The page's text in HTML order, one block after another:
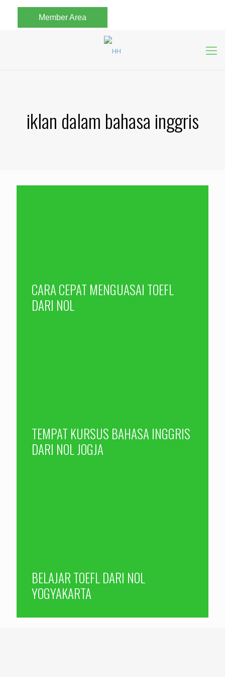
Member Area
iklan dalam bahasa inggris
CARA CEPAT MENGUASAI TOEFL
DARI NOL
TEMPAT KURSUS BAHASA INGGRIS
DARI NOL JOGJA
BELAJAR TOEFL DARI NOL
YOGYAKARTA